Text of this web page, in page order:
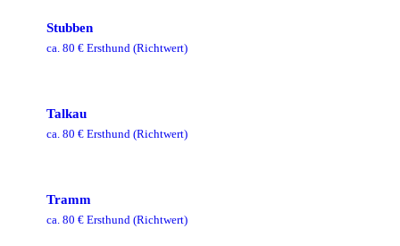
Stubben
ca. 80 € Ersthund (Richtwert)
Talkau
ca. 80 € Ersthund (Richtwert)
Tramm
ca. 80 € Ersthund (Richtwert)